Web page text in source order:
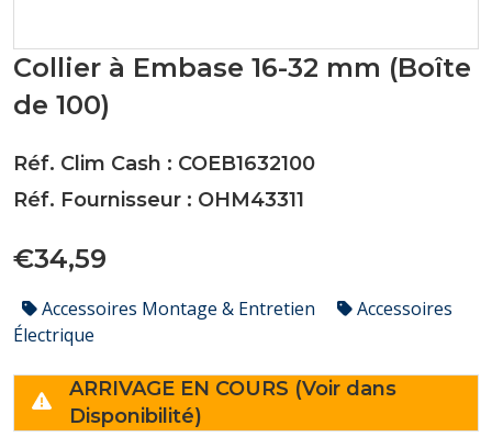
Collier à Embase 16-32 mm (Boîte
de 100)
Réf. Clim Cash : COEB1632100
Réf. Fournisseur : OHM43311
€34,59
Accessoires Montage & Entretien
Accessoires
Électrique
ARRIVAGE EN COURS (Voir dans
Disponibilité)